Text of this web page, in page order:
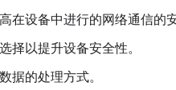
在设备中进行的网络通信的安
择以提升设备安全性。
据的处理方式。